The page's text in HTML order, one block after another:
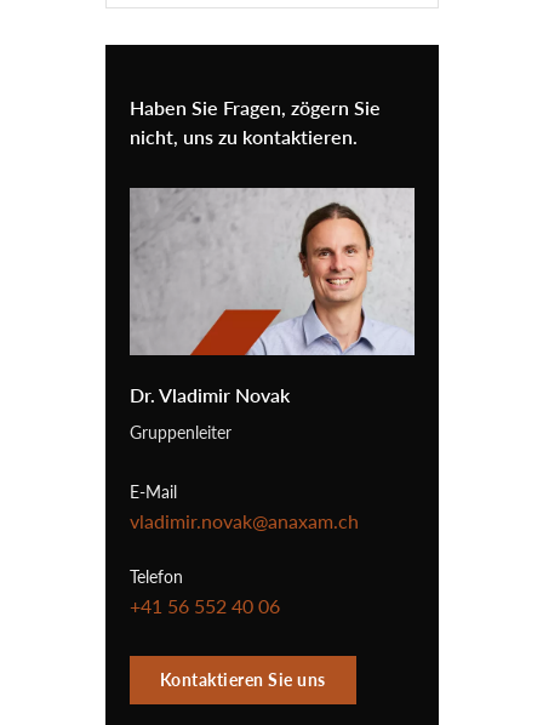
Haben Sie Fragen, zögern Sie
nicht, uns zu kontaktieren.
Dr. Vladimir Novak
Gruppenleiter
E-Mail
vladimir.novak@anaxam.ch
Telefon
+41 56 552 40 06
Kontaktieren Sie uns